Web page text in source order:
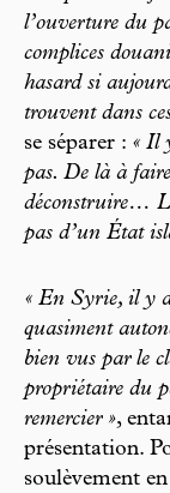
l’ouverture du
complices
hasard si
trouvent dans
se séparer : « Il
pas. De là à
déconstruire…
pas d’un État
« En Syrie, il y a
quasiment
bien vus par le
propriétaire du
remercier »,
présentation.
soulèvement